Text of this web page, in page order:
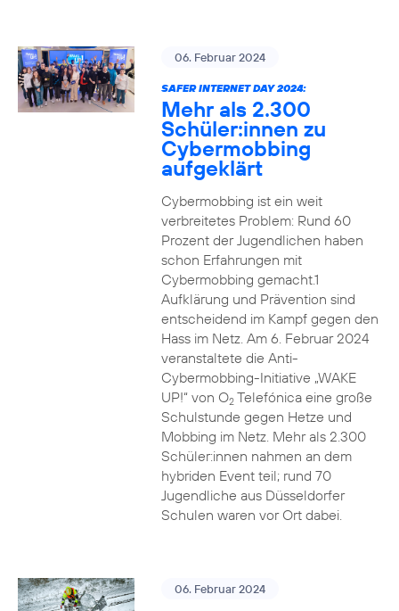
06. Februar 2024
SAFER INTERNET DAY 2024:
Mehr als 2.300
Schüler:innen zu
Cybermobbing
aufgeklärt
Cybermobbing ist ein weit
verbreitetes Problem: Rund 60
Prozent der Jugendlichen haben
schon Erfahrungen mit
Cybermobbing gemacht.1
Aufklärung und Prävention sind
entscheidend im Kampf gegen den
Hass im Netz. Am 6. Februar 2024
veranstaltete die Anti-
Cybermobbing-Initiative „WAKE
UP!“ von O2Telefónica eine große
Schulstunde gegen Hetze und
Mobbing im Netz. Mehr als 2.300
Schüler:innen nahmen an dem
hybriden Event teil; rund 70
Jugendliche aus Düsseldorfer
Schulen waren vor Ort dabei.
06. Februar 2024